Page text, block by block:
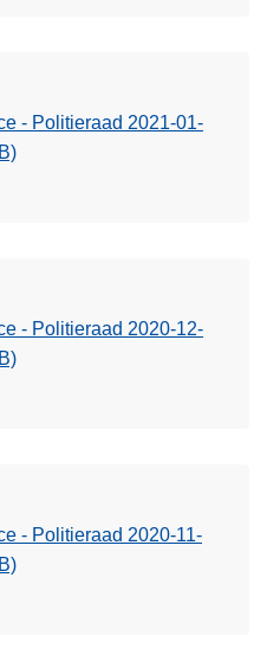
- Politieraad 2021-01-
- Politieraad 2020-12-
- Politieraad 2020-11-